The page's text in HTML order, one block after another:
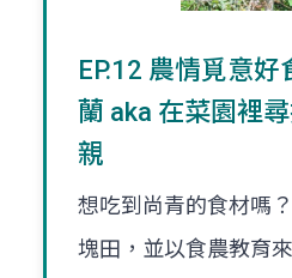
EP.12 農情覓意
蘭 aka 在菜園裡
親
想吃到尚青的食材嗎
塊田，並以食農教育